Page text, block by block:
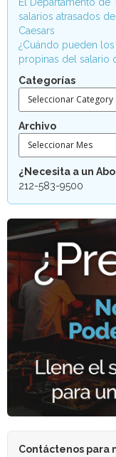
El Departamento de
salarios atrasados
Caesars
¿Cuándo pueden
propinas del salario
Categorías
Seleccionar Category
Archivo
Seleccionar Mes
¿Necesita a un
212-583-9500
Contáctenos para